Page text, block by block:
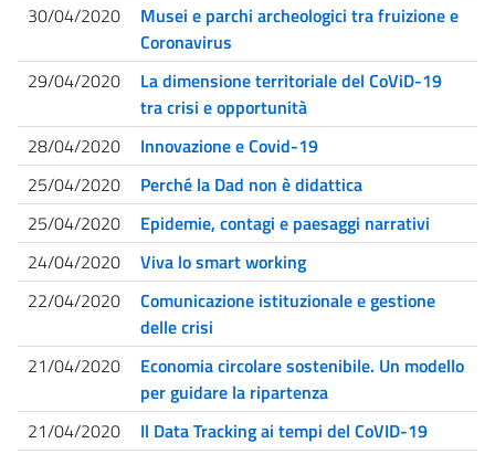
30/04/2020
Musei e parchi archeologici tra fruizione e
Coronavirus
29/04/2020
La dimensione territoriale del CoViD-19
tra crisi e opportunità
28/04/2020
Innovazione e Covid-19
25/04/2020
Perché la Dad non è didattica
25/04/2020
Epidemie, contagi e paesaggi narrativi
24/04/2020
Viva lo smart working
22/04/2020
Comunicazione istituzionale e gestione
delle crisi
21/04/2020
Economia circolare sostenibile. Un modello
per guidare la ripartenza
21/04/2020
Il Data Tracking ai tempi del CoVID-19